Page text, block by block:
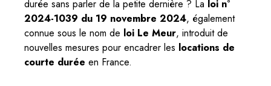
durée sans parler de la petite dernière ? La loi n°
2024-1039 du 19 novembre 2024, également
connue sous le nom de loi Le Meur, introduit de
nouvelles mesures pour encadrer les locations de
courte durée en France.